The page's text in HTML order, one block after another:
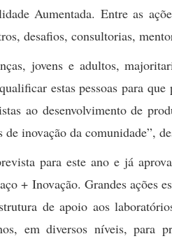
Aumentada. Entre as
desafios, consultorias,
jovens e adultos,
estas pessoas para
ao desenvolvimento de
inovação da comunidade”,
para este ano e já
+ Inovação. Grandes ações
de apoio aos
em diversos níveis, para